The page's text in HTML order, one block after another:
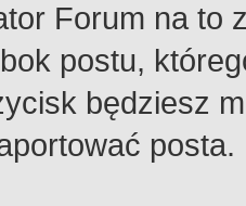
Forum na to
postu,
będziesz
posta.